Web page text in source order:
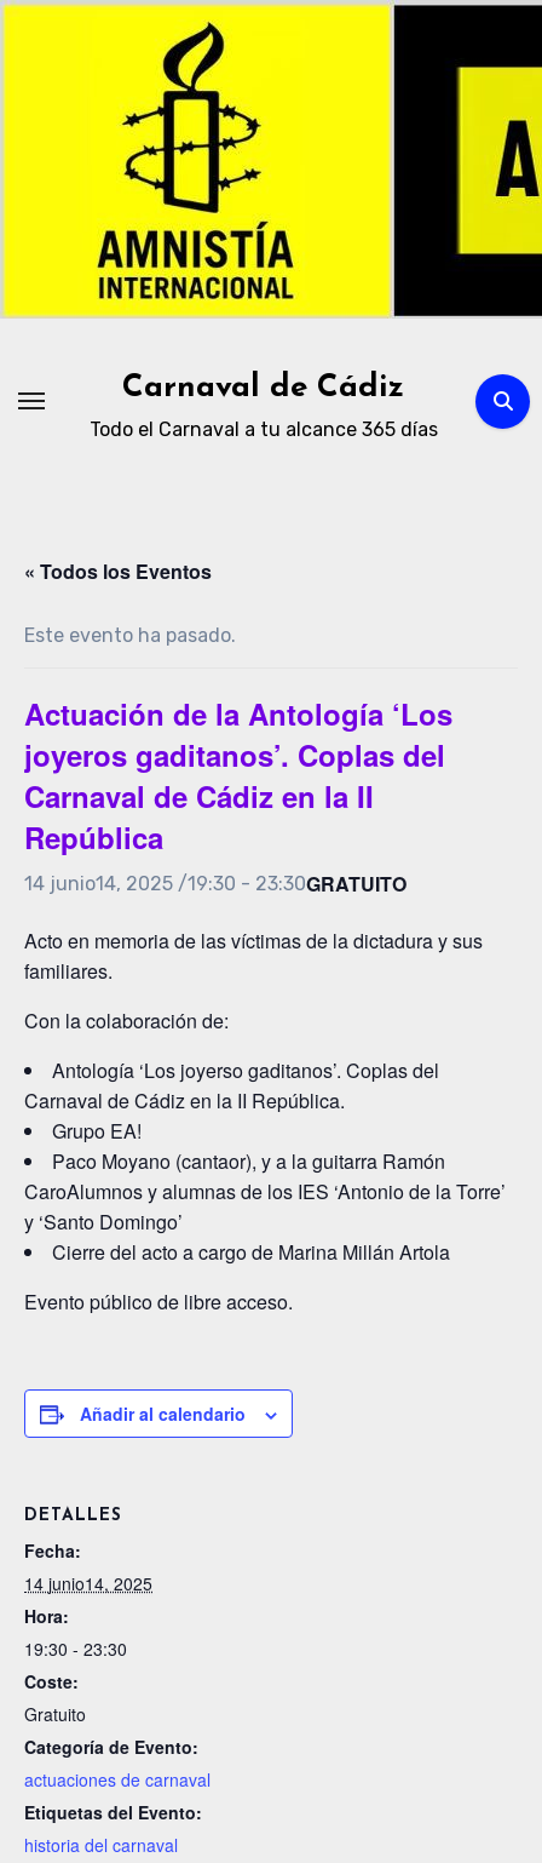
Ir
Carnaval de Cádiz
Todo el Carnaval a tu alcance 365 días
« Todos los Eventos
Este evento ha pasado.
Actuación de la Antología ‘Los
joyeros gaditanos’. Coplas del
Carnaval de Cádiz en la II
República
14 junio14, 2025 /19:30 - 23:30GRATUITO
Acto en memoria de las víctimas de la dictadura y sus
familiares.
Con la colaboración de:
Antología ‘Los joyerso gaditanos’. Coplas del
Carnaval de Cádiz en la II República.
Grupo EA!
Paco Moyano (cantaor), y a la guitarra Ramón
CaroAlumnos y alumnas de los IES ‘Antonio de la Torre’
y ‘Santo Domingo’
Cierre del acto a cargo de Marina Millán Artola
Evento público de libre acceso.
Añadir al calendario
DETALLES
Fecha:
14 junio14, 2025
Hora:
19:30 - 23:30
Coste:
Gratuito
Categoría de Evento:
actuaciones de carnaval
Etiquetas del Evento:
historia del carnaval